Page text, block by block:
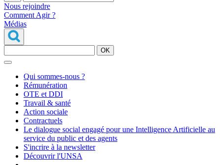
Nous rejoindre
Comment Agir ?
Médias
OK
Qui sommes-nous ?
Rémunération
OTE et DDI
Travail & santé
Action sociale
Contractuels
Le dialogue social engagé pour une Intelligence Artificielle au
service du public et des agents
S'incrire à la newsletter
Découvrir l'UNSA